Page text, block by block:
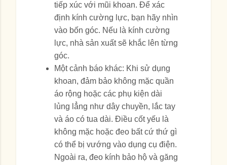
tiếp xúc với mũi khoan. Để xác
định kính cường lực, bạn hãy nhìn
vào bốn góc. Nếu là kính cường
lực, nhà sản xuất sẽ khắc lên từng
góc.
Một cảnh báo khác: Khi sử dụng
khoan, đảm bảo không mặc quần
áo rộng hoặc các phụ kiện dài
lủng lẳng như dây chuyền, lắc tay
và áo có tua dài. Điều cốt yếu là
không mặc hoặc đeo bất cứ thứ gì
có thể bị vướng vào dụng cụ điện.
Ngoài ra, đeo kính bảo hộ và găng